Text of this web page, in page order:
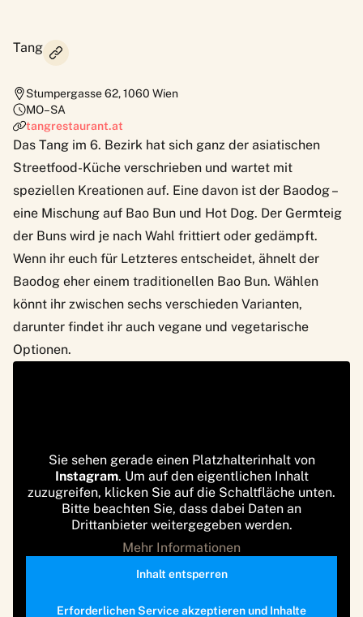
Tang
Stumpergasse 62,1060 Wien
MO–SA
tangrestaurant.at
Das Tang im 6. Bezirk hat sich ganz der asiatischen
Streetfood-Küche verschrieben und wartet mit
speziellen Kreationen auf. Eine davon ist der Baodog –
eine Mischung auf Bao Bun und Hot Dog. Der Germteig
der Buns wird je nach Wahl frittiert oder gedämpft.
Wenn ihr euch für Letzteres entscheidet, ähnelt der
Baodog eher einem traditionellen Bao Bun. Wählen
könnt ihr zwischen sechs verschieden Varianten,
darunter findet ihr auch vegane und vegetarische
Optionen.
Sie sehen gerade einen Platzhalterinhalt von
Instagram. Um auf den eigentlichen Inhalt
zuzugreifen, klicken Sie auf die Schaltfläche unten.
Bitte beachten Sie, dass dabei Daten an
Drittanbieter weitergegeben werden.
Mehr Informationen
Inhalt entsperren
Erforderlichen Service akzeptieren und Inhalte